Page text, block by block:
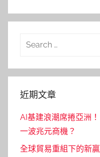
Search
近期文章
AI基建浪潮席捲亞洲
一波兆元商機？
全球貿易重組下的新